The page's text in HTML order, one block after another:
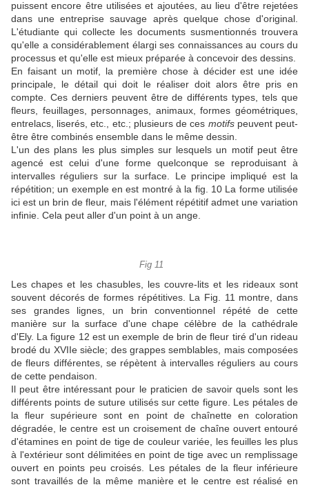
puissent encore être utilisées et ajoutées, au lieu d'être rejetées
dans une entreprise sauvage après quelque chose d'original.
L'étudiante qui collecte les documents susmentionnés trouvera
qu'elle a considérablement élargi ses connaissances au cours du
processus et qu'elle est mieux préparée à concevoir des dessins.
En faisant un motif, la première chose à décider est une idée
principale, le détail qui doit le réaliser doit alors être pris en
compte.
Ces derniers peuvent être de différents types, tels que
fleurs, feuillages, personnages, animaux, formes géométriques,
entrelacs, liserés, etc., etc.; plusieurs de ces motifspeuvent peut-
être être combinés ensemble dans le même dessin.
L'un des plans les plus simples sur lesquels un motif peut être
agencé est celui d'une forme quelconque se reproduisant à
intervalles réguliers sur la surface.
Le principe impliqué est la
répétition; un exemple en est montré à la fig. 10 La forme utilisée
ici est un brin de fleur, mais l'élément répétitif admet une variation
infinie. Cela peut aller d'un point à un ange.
Fig 11
Les chapes et les chasubles, les couvre-lits et les rideaux sont
souvent décorés de formes répétitives.
La Fig. 11 montre, dans
ses grandes lignes, un brin conventionnel répété de cette
manière sur la surface d'une chape célèbre de la cathédrale
d'Ely. La figure 12 est un exemple de brin de fleur tiré d'un rideau
brodé du XVIIe siècle; des grappes semblables, mais composées
de fleurs différentes, se répètent à intervalles réguliers au cours
de cette pendaison.
Il peut être intéressant pour le praticien de savoir quels sont les
différents points de suture utilisés sur cette figure. Les pétales de
la fleur supérieure sont en point de chaînette en coloration
dégradée, le centre est un croisement de chaîne ouvert entouré
d'étamines en point de tige de couleur variée, les feuilles les plus
à l'extérieur sont délimitées en point de tige avec un remplissage
ouvert en points peu croisés.
Les pétales de la fleur inférieure
sont travaillés de la même manière et le centre est réalisé en